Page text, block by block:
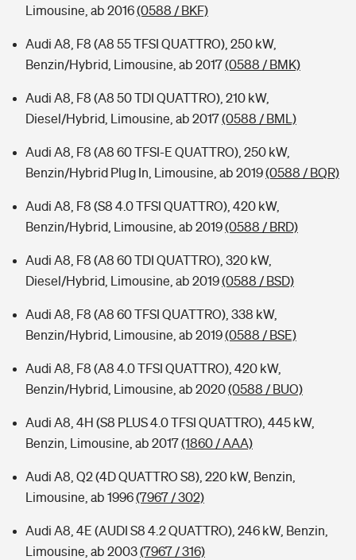
Limousine, ab 2016(0588 / BKF)
Audi A8, F8 (A8 55 TFSI QUATTRO), 250 kW,
Benzin/Hybrid, Limousine, ab 2017(0588 / BMK)
Audi A8, F8 (A8 50 TDI QUATTRO), 210 kW,
Diesel/Hybrid, Limousine, ab 2017(0588 / BML)
Audi A8, F8 (A8 60 TFSI-E QUATTRO), 250 kW,
Benzin/Hybrid Plug In, Limousine, ab 2019(0588 / BQR)
Audi A8, F8 (S8 4.0 TFSI QUATTRO), 420 kW,
Benzin/Hybrid, Limousine, ab 2019(0588 / BRD)
Audi A8, F8 (A8 60 TDI QUATTRO), 320 kW,
Diesel/Hybrid, Limousine, ab 2019(0588 / BSD)
Audi A8, F8 (A8 60 TFSI QUATTRO), 338 kW,
Benzin/Hybrid, Limousine, ab 2019(0588 / BSE)
Audi A8, F8 (A8 4.0 TFSI QUATTRO), 420 kW,
Benzin/Hybrid, Limousine, ab 2020(0588 / BUO)
Audi A8, 4H (S8 PLUS 4.0 TFSI QUATTRO), 445 kW,
Benzin, Limousine, ab 2017(1860 / AAA)
Audi A8, Q2 (4D QUATTRO S8), 220 kW, Benzin,
Limousine, ab 1996(7967 / 302)
Audi A8, 4E (AUDI S8 4.2 QUATTRO), 246 kW, Benzin,
Limousine, ab 2003(7967 / 316)